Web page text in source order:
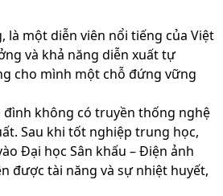
là một diễn viên nổi tiếng của Việt
và khả năng diễn xuất tự
cho mình một chỗ đứng vững
đình không có truyền thống nghệ
Sau khi tốt nghiệp trung học,
Đại học Sân khấu – Điện ảnh
được tài năng và sự nhiệt huyết,